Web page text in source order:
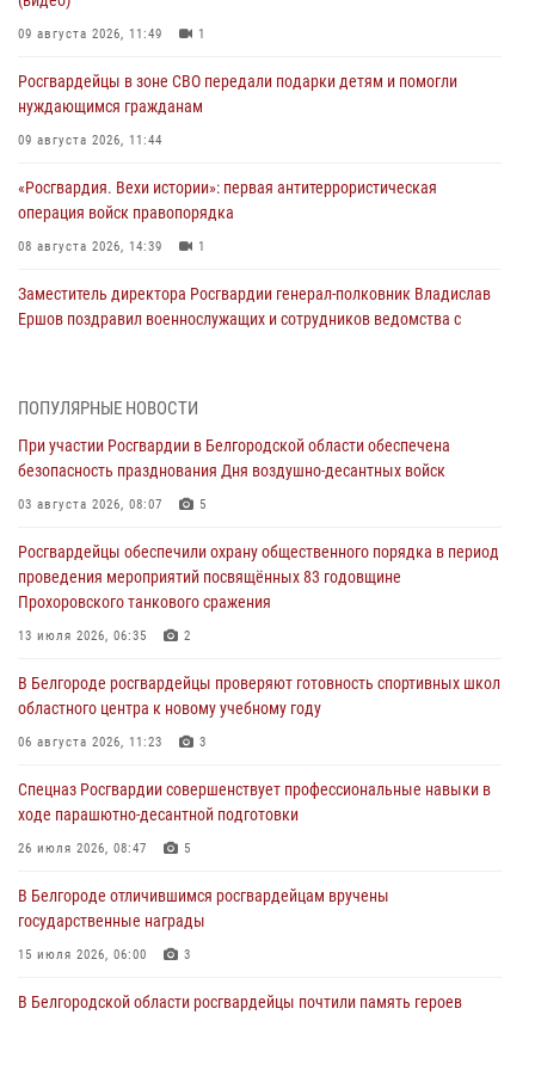
09 августа 2026, 11:49 1
Росгвардейцы в зоне СВО передали подарки детям и помогли
нуждающимся гражданам
09 августа 2026, 11:44
«Росгвардия. Вехи истории»: первая антитеррористическая
операция войск правопорядка
08 августа 2026, 14:39 1
Заместитель директора Росгвардии генерал-полковник Владислав
Ершов поздравил военнослужащих и сотрудников ведомства с
Народной Республики
07 августа 2026, 16:37
организационно-штатных подразделений Росгвардии с
профессиональным праздником
07 августа 2026, 16:32
проверки объектов образования с участием Росгвардии к новому
учебному году
07 августа 2026, 16:08 6
Руководитель управления вневедомственной охраны Росгвардии
по Белгородской области принял участие во Всероссийском
совещании-семинаре в Нижнем Новгороде (видео)
ПОПУЛЯРНЫЕ НОВОСТИ
При участии Росгвардии в Белгородской области обеспечена
безопасность празднования Дня воздушно-десантных войск
03 августа 2026, 08:07 5
Росгвардейцы обеспечили охрану общественного порядка в период
проведения мероприятий посвящённых 83 годовщине
Прохоровского танкового сражения
13 июля 2026, 06:35 2
В Белгороде росгвардейцы проверяют готовность спортивных школ
областного центра к новому учебному году
06 августа 2026, 11:23 3
Спецназ Росгвардии совершенствует профессиональные навыки в
ходе парашютно-десантной подготовки
26 июля 2026, 08:47 5
В Белгороде отличившимся росгвардейцам вручены
государственные награды
15 июля 2026, 06:00 3
В Белгородской области росгвардейцы почтили память героев